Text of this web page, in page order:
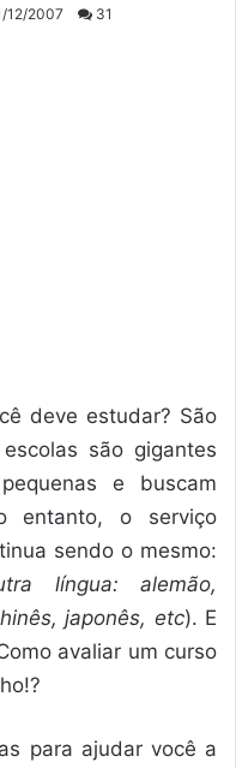
12/2007 31
deve estudar? São
são gigantes
e buscam
entanto, o serviço
sendo o mesmo:
língua: alemão,
japonês, etc). E
avaliar um curso
para ajudar você a